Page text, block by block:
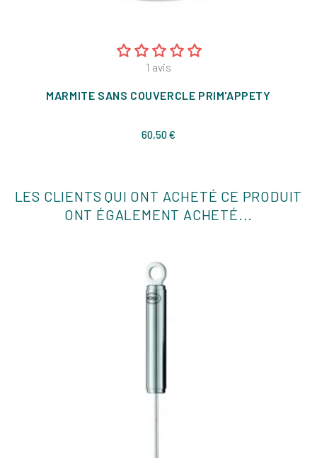
1 avis
MARMITE SANS COUVERCLE PRIM'APPETY
60,50 €
LES CLIENTS QUI ONT ACHETÉ CE PRODUIT
ONT ÉGALEMENT ACHETÉ...